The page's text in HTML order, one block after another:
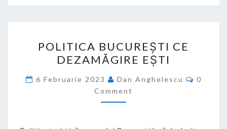
BUCUREȘTI
CE
DEZAMĂGIRE
EȘTI
POLITICA BUCUREȘTI CE
DEZAMĂGIRE EȘTI
6 Februarie 2023 Dan Anghelescu
0
Comment